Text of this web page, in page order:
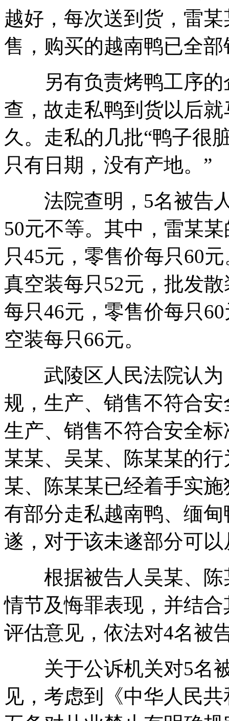
越好，每次送到货，雷
售，购买的越南鸭已全部
另有负责烤鸭工序的
查，故走私鸭到货以后
久。走私的几批“鸭子很
只有日期，没有产地。”
法院查明，5名被告人
50元不等。其中，雷某
只45元，零售价每只60
真空装每只52元，批发
每只46元，零售价每只
空装每只66元。
武陵区人民法院认为
规，生产、销售不符合
生产、销售不符合安全
某某、吴某、陈某某的
某、陈某某已经着手实
有部分走私越南鸭、缅
遂，对于该未遂部分可
根据被告人吴某、陈
情节及悔罪表现，并结
评估意见，依法对4名被
关于公诉机关对5名被
见，考虑到《中华人民